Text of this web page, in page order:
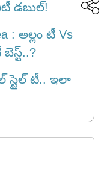
డబుల్!
: అల్లం టీ Vs
స్టైల్ టీ.. ఇలా